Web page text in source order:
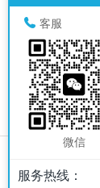
客服
微信
服务热线：